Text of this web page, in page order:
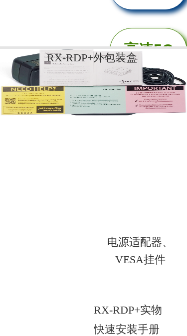
高速5G
RX-RDP+套件包括哪些
RX-RDP+外包装盒
RX-RDP+实物
电源适配器、
VESA挂件
快速安装手册